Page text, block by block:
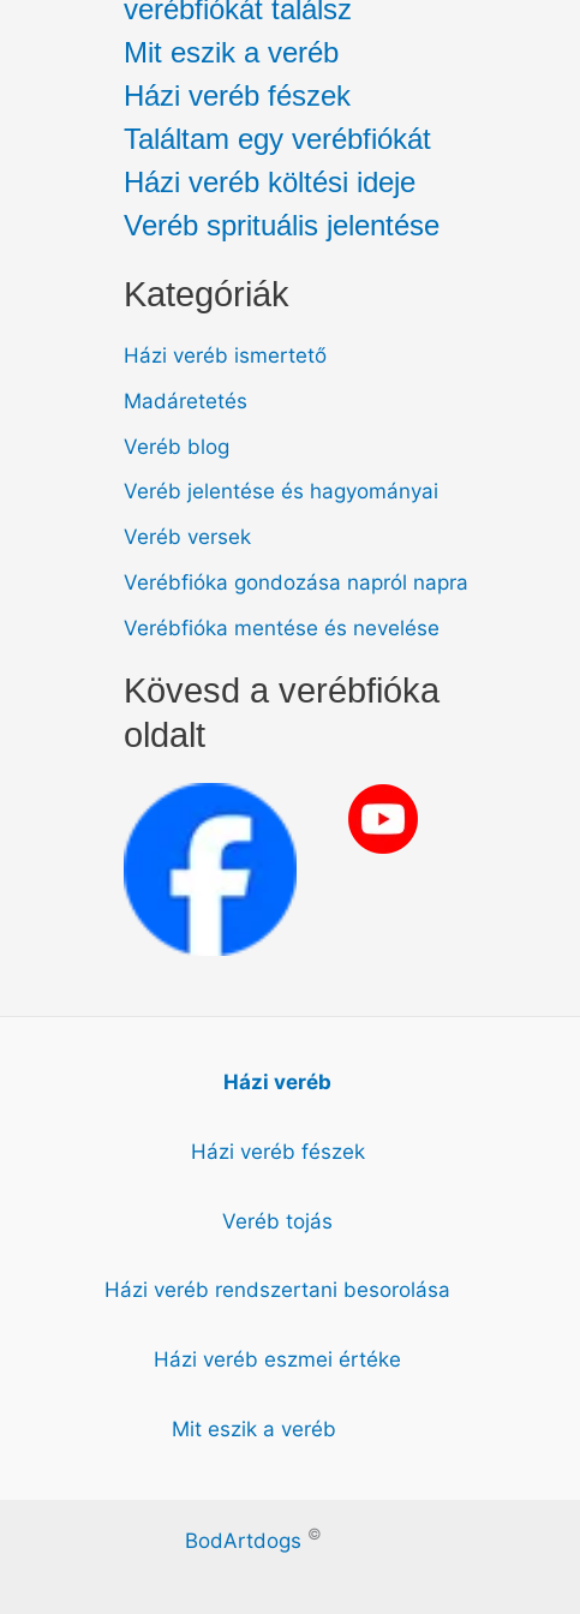
verébfiókát találsz
Mit eszik a veréb
Házi veréb fészek
Találtam egy verébfiókát
Házi veréb költési ideje
Veréb sprituális jelentése
Kategóriák
Házi veréb ismertető
Madáretetés
Veréb blog
Veréb jelentése és hagyományai
Veréb versek
Verébfióka gondozása napról napra
Verébfióka mentése és nevelése
Kövesd a verébfióka
oldalt
Házi veréb
Házi veréb fészek
Veréb tojás
Házi veréb rendszertani besorolása
Házi veréb eszmei értéke
Mit eszik a veréb
BodArtdogs ©